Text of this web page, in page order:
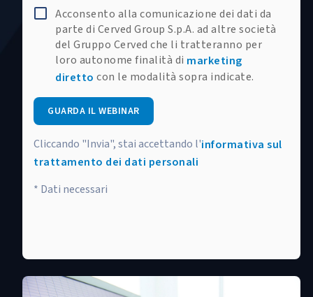
Acconsento alla comunicazione dei dati da
parte di Cerved Group S.p.A. ad altre società
del Gruppo Cerved che li tratteranno per
loro autonome finalità di marketing
diretto con le modalità sopra indicate.
GUARDA IL WEBINAR
Cliccando "Invia", stai accettando l'informativa sul
trattamento dei dati personali
* Dati necessari